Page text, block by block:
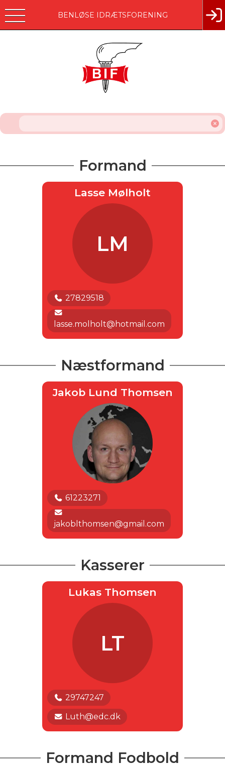
BENLØSE IDRÆTSFORENING
Formand
Lasse Mølholt
LM
27829518
lasse.molholt@hotmail.com
Næstformand
Jakob Lund Thomsen
61223271
jakoblthomsen@gmail.com
Kasserer
Lukas Thomsen
LT
29747247
Luth@edc.dk
Formand Fodbold